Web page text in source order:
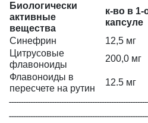
Биологически
активные
вещества
к-во в 1-
капсуле
Синефрин
12,5 мг
Цитрусовые
флавоноиды
200,0 мг
Флавоноиды в
пересчете на рутин
12.5 мг